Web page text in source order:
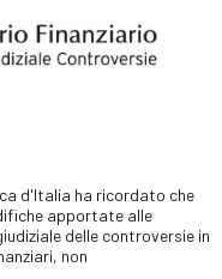
d'Italia ha ricordato che
apportate alle
delle controversie in
non